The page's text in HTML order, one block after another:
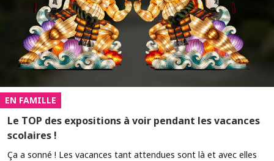
EN FAMILLE
Le TOP des expositions à voir pendant les vacances
scolaires !
Ça a sonné ! Les vacances tant attendues sont là et avec elles